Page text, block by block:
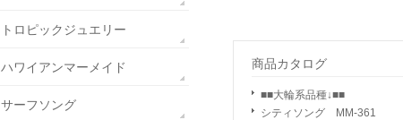
商品カタログ
■■大輪系品種↓■■
シティソング MM-361
トロピックジュエリー
ハワイアンマーメイド
サーフソング